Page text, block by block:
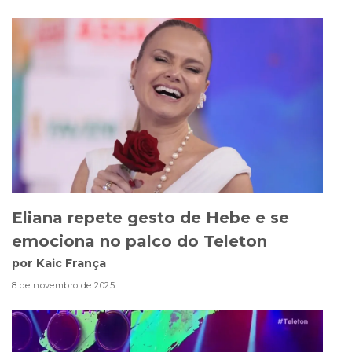
Eliana repete gesto de Hebe e se
emociona no palco do Teleton
por Kaic França
8 de novembro de 2025